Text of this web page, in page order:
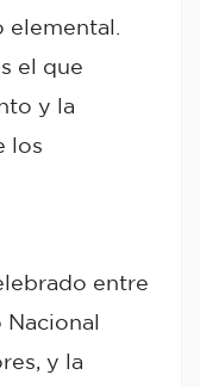
el que
y la
los
entre
y la